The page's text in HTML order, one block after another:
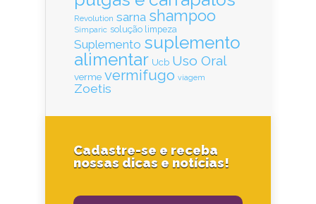
Revolution sarna shampoo
Simparic solução limpeza
Suplemento suplemento
alimentar Ucb Uso Oral
verme vermifugo viagem
Zoetis
Cadastre-se e receba
nossas dicas e notícias!